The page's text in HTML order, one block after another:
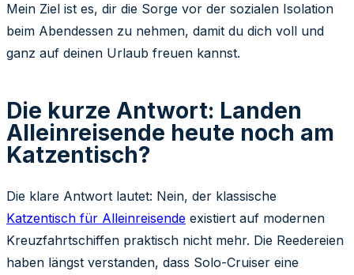
Mein Ziel ist es, dir die Sorge vor der sozialen Isolation
beim Abendessen zu nehmen, damit du dich voll und
ganz auf deinen Urlaub freuen kannst.
Die kurze Antwort: Landen
Alleinreisende heute noch am
Katzentisch?
Die klare Antwort lautet: Nein, der klassische
Katzentisch für Alleinreisende existiert auf modernen
Kreuzfahrtschiffen praktisch nicht mehr. Die Reedereien
haben längst verstanden, dass Solo-Cruiser eine